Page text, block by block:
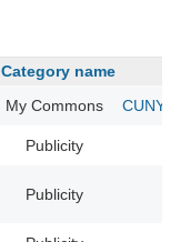
Category name
My Commons CUNY
Publicity
Publicity